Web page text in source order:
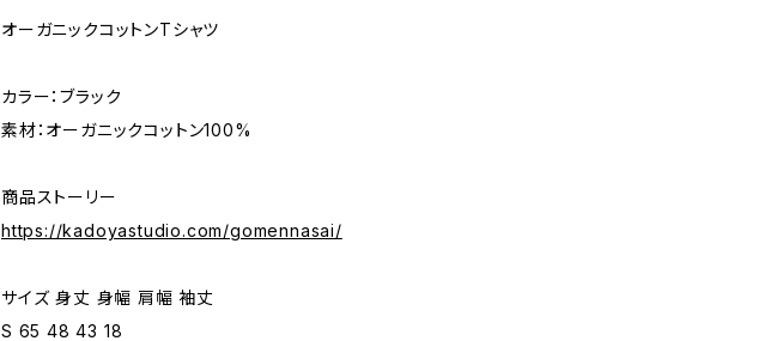
オーガニックコットンTシャツ
カラー：ブラック
素材：オーガニックコットン100%
商品ストーリー
https://kadoyastudio.com/gomennasai/
サイズ 身丈 身幅 肩幅 袖丈
S 65 48 43 18